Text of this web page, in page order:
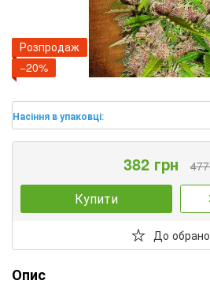
Розпродаж
−20%
Насіння в упаковці:
382 грн
Купити
До
Опис